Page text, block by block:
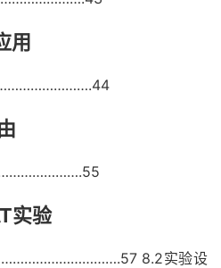
用
实验
………………………….57 8.2实验设